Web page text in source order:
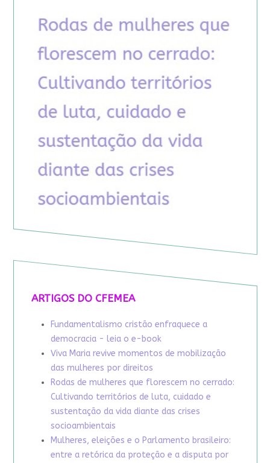
ARTIGOS DO CFEMEA
Fundamentalismo cristão enfraquece a
democracia - leia o e-book
Viva Maria revive momentos de mobilização
das mulheres por direitos
Rodas de mulheres que florescem no cerrado:
Cultivando territórios de luta, cuidado e
sustentação da vida diante das crises
socioambientais
Mulheres, eleições e o Parlamento brasileiro:
entre a retórica da proteção e a disputa por